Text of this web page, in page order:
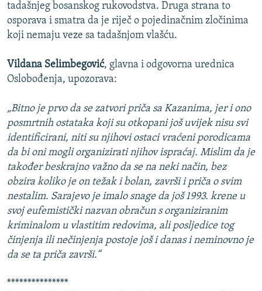
tadašnjeg bosanskog rukovodstva. Druga strana to
osporava i smatra da je riječ o pojedinačnim zločinima
koji nemaju veze sa tadašnjom vlašću.
Vildana Selimbegović, glavna i odgovorna urednica
Oslobođenja, upozorava:
„Bitno je prvo da se zatvori priča sa Kazanima, jer i ono
posmrtnih ostataka koji su otkopani još uvijek nisu svi
identificirani, niti su njihovi ostaci vraćeni porodicama
da bi oni mogli organizirati njihov ispraćaj. Mislim da je
također beskrajno važno da se na neki način, bez
obzira koliko je on težak i bolan, završi i priča o svim
nestalim. Sarajevo je imalo snage da još 1993. krene u
svoj eufemistički nazvan obračun s organiziranim
kriminalom u vlastitim redovima, ali posljedice tog
činjenja ili nečinjenja postoje još i danas i neminovno je
da se ta priča završi.“
***************